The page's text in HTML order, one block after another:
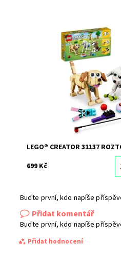
Nekončící legrace s
Dostupnost:
Skladem>3
10884
LEGO
LEGO® CREATOR 31137
699 Kč
Buďte první, kdo napíše
Přidat komentář
Buďte první, kdo napíše
Přidat hodnocení